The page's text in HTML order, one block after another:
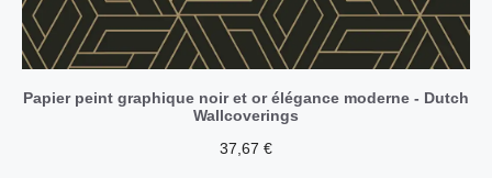
Papier peint graphique noir et or élégance moderne - Dutch
Wallcoverings
37,67 €